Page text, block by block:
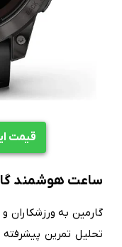
قیمت
ساعت هوشمند
تحلیل تمرین